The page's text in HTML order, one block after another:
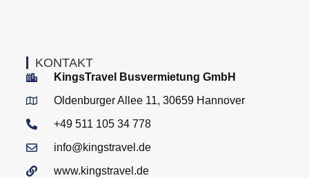
KONTAKT
KingsTravel Busvermietung GmbH
Oldenburger Allee 11, 30659 Hannover
+49 511 105 34 778
info@kingstravel.de
www.kingstravel.de